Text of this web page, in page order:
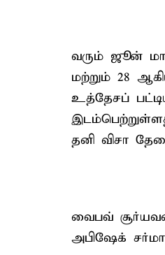
வரும் ஜூன்
மற்றும் 28
உத்தேசப்
தனி விசா
வைபவ்
அபிஷேக்